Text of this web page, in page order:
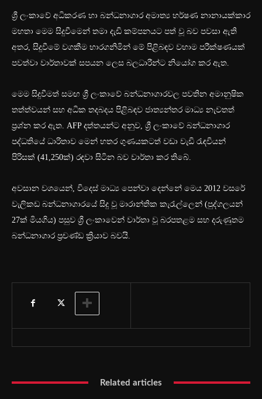
ශ්‍රී ලංකාවේ අධිකරණ හා බන්ධනාගාර අමාත්‍ය හර්ෂණ නානායක්කාර
මහතා මෙම සිදුවීමෙන් තමා දැඩි කම්පනයට පත් වූ බව පවසා ඇති
අතර, සිදුවීමේ වගකීම භාරගනිමින් මේ පිළිබඳව වහාම පරීක්ෂණයක්
පවත්වා වාර්තාවක් සපයන ලෙස බලධාරීන්ට නියෝග කර ඇත.
මෙම සිදුවීමත් සමඟ ශ්‍රී ලංකාවේ බන්ධනාගාරවල පවතින අමානුෂික
තත්ත්වයන් සහ අධික තදබදය පිළිබඳව ජාත්‍යන්තර මාධ්‍ය නැවතත්
ප්‍රශ්න කර ඇත. AFP දත්තයන්ට අනුව, ශ්‍රී ලංකාවේ බන්ධනාගාර
පද්ධතියේ ධාරිතාව මෙන් හතර ගුණයකටත් වඩා වැඩි රැඳවියන්
පිරිසක් (41,250ක්) රඳවා සිටින බව වාර්තා කර තිබේ.
අවසාන වශයෙන්, විදෙස් මාධ්‍ය පෙන්වා දෙන්නේ මෙය 2012 වසරේ
වැලිකඩ බන්ධනාගාරයේ සිදු වූ මාරාන්තික කැරැල්ලෙන් (පුද්ගලයන්
27ක් මියගිය) පසුව ශ්‍රී ලංකාවෙන් වාර්තා වූ බරපතළම සහ දරුණුතම
බන්ධනාගාර ප්‍රචණ්ඩ ක්‍රියාව බවයි.
Related articles